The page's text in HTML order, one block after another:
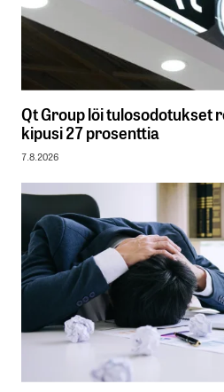
Qt Group löi tulosodotukset
kipusi 27 prosenttia
7.8.2026